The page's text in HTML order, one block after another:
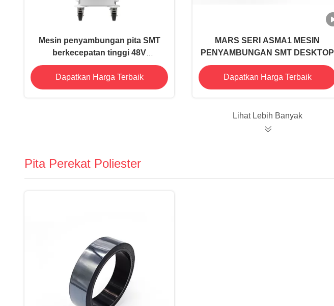
Mesin penyambungan pita SMT
berkecepatan tinggi 48V
penyambungan non vakum
Dapatkan Harga Terbaik
MARS SERI ASMA1 MESIN
PENYAMBUNGAN SMT DESKTOP
Dapatkan Harga Terbaik
Lihat Lebih Banyak
Pita Perekat Poliester